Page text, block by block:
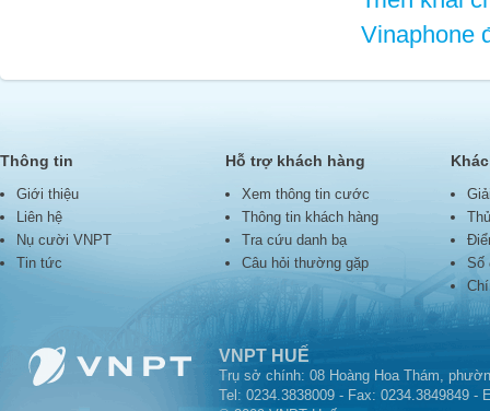
Vinaphone
Thông tin
Giới thiệu
Liên hệ
Nụ cười VNPT
Tin tức
Hỗ trợ khách hàng
Xem thông tin cước
Thông tin khách hàng
Tra cứu danh bạ
Câu hỏi thường gặp
Số
VNPT HUẾ
Trụ sở chính: 08 Hoàng Hoa Thám,
Tel: 0234.3838009 - Fax: 0234.3849849 -